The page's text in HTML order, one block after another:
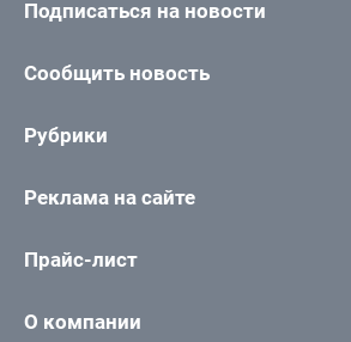
Подписаться на новости
Сообщить новость
Рубрики
Реклама на сайте
Прайс-лист
О компании